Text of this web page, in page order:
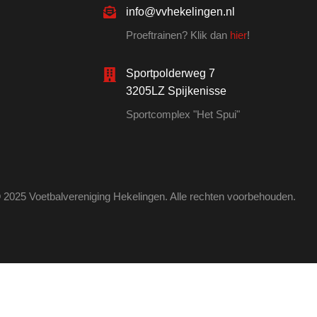
info@vvhekelingen.nl
Proeftrainen? Klik dan hier!
Sportpolderweg 7
3205LZ Spijkenisse
Sportcomplex "Het Spui"
Voetbalvereniging Hekelingen. Alle rechten voorbehouden.